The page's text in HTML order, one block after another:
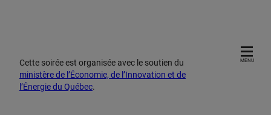
MENU
Cette soirée est organisée avec le soutien du
ministère de l’Économie, de l’Innovation et de
l’Énergie du Québec.